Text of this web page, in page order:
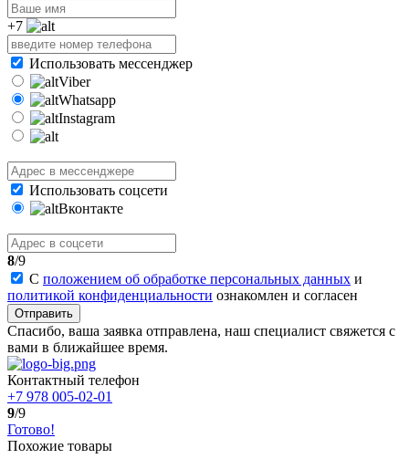
+7
Использовать мессенджер
Viber
Whatsapp
Instagram
Использовать соцсети
Вконтакте
8/9
С положением об обработке персональных данных и
политикой конфиденциальности ознакомлен и согласен
Отправить
Спасибо, ваша заявка отправлена, наш специалист свяжется с
вами в ближайшее время.
Контактный телефон
+7 978 005-02-01
9/9
Готово!
Похожие товары